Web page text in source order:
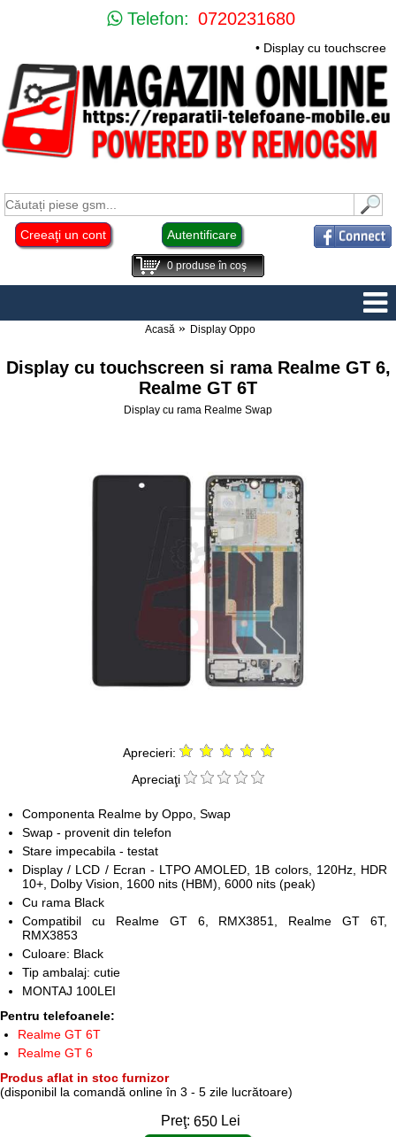
Telefon: 0720231680
• Display cu
Creeaţi un cont Autentificare
0produse în coş
Acasă Display Oppo
Display cu touchscreen si rama Realme GT 6,
Realme GT 6T
Display cu rama Realme Swap
Aprecieri:
Apreciaţi
Componenta Realme by Oppo, Swap
Swap - provenit din telefon
Stare impecabila - testat
Display / LCD / Ecran - LTPO AMOLED, 1B colors, 120Hz, HDR
10+, Dolby Vision, 1600 nits (HBM), 6000 nits (peak)
Cu rama Black
Compatibil cu Realme GT 6, RMX3851, Realme GT 6T,
RMX3853
Culoare: Black
Tip ambalaj: cutie
MONTAJ 100LEI
Pentru telefoanele:
Realme GT 6T
Realme GT 6
Produs aflat in stoc furnizor
(disponibil la comandă online în 3 - 5 zile lucrătoare)
Preţ: 650Lei